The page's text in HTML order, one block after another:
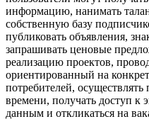
информацию, нанимать
собственную базу
публиковать объявления,
запрашивать ценовые
реализацию проектов,
ориентированный на
потребителей,
времени, получать доступ к
данным и откликаться на